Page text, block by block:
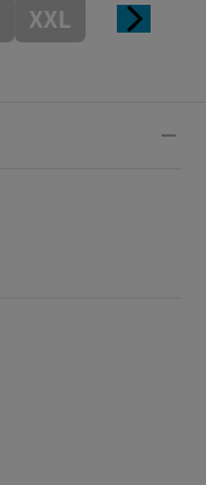
XXL